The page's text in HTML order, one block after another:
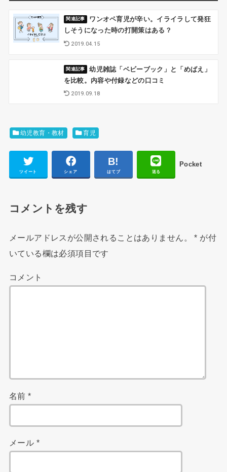
ワンオペ育児が辛い。イライラして発狂
しそうになった時の打開策はある？
2019.04.15
幼児雑誌「ベビーブック」と「めばえ」
を比較。内容や付録などの口コミ
2019.09.18
幼児教育・教材 育児
ツイート シェア はてブ 送る
Pocket
コメントを残す
メールアドレスが公開されることはありません。 * が付
いている欄は必須項目です
コメント
名前*
メール *